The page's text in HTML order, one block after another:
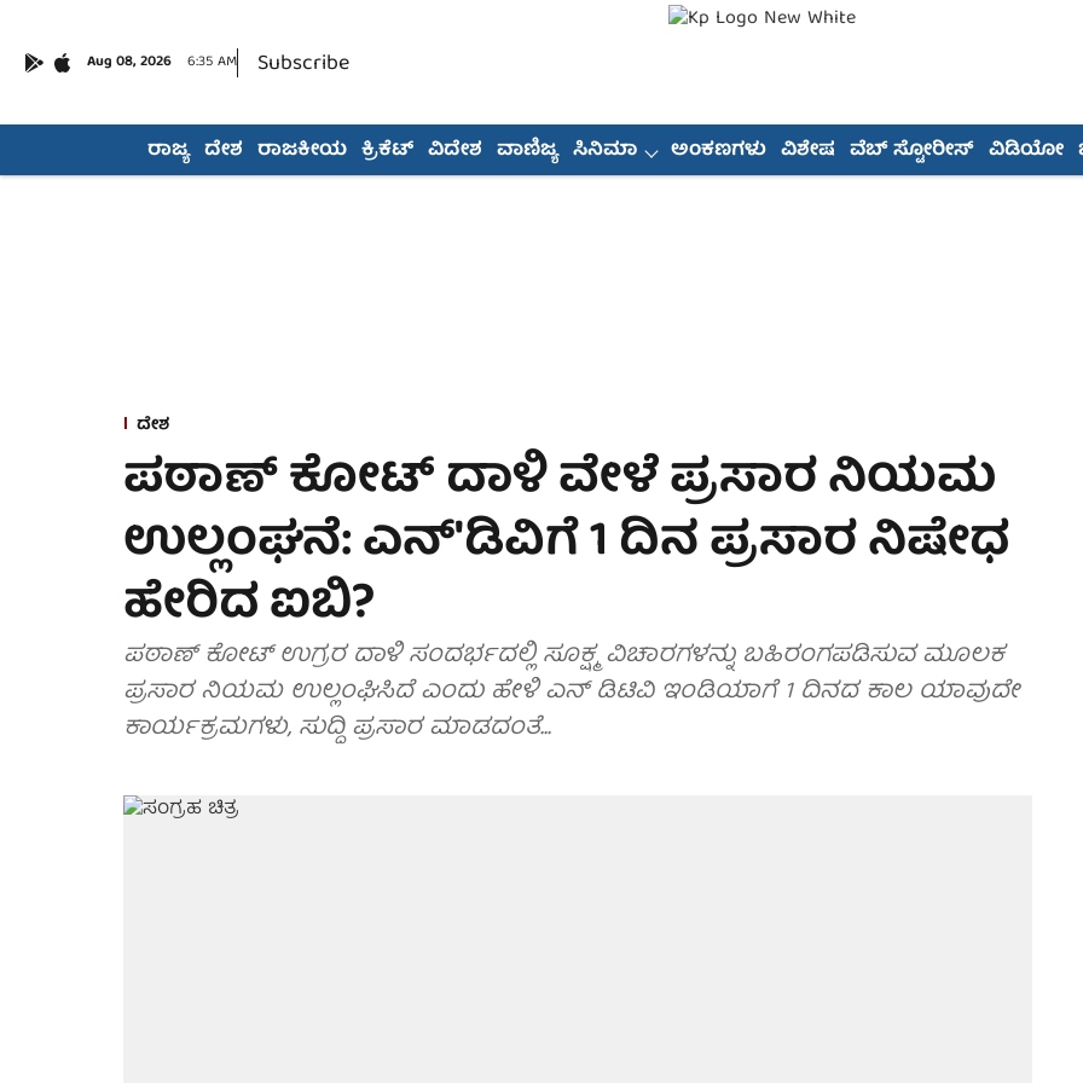
Aug 08, 2026 6:35 AM Subscribe
ರಾಜ್ಯ ದೇಶ ರಾಜಕೀಯ ಕ್ರಿಕೆಟ್ ವಿದೇಶ ವಾಣಿಜ್ಯ ಸಿನಿಮಾ ಅಂಕಣಗಳು ವಿಶೇಷ ವೆಬ್ ಸ್ಟೋರೀಸ್ ವಿಡಿಯೋ
ದೇಶ
ಪಠಾಣ್ ಕೋಟ್ ದಾಳಿ ವೇಳೆ ಪ್ರಸಾರ ನಿಯಮ
ಉಲ್ಲಂಘನೆ: ಎನ್'ಡಿವಿಗೆ 1 ದಿನ ಪ್ರಸಾರ ನಿಷೇಧ
ಹೇರಿದ ಐಬಿ?
ಪಠಾಣ್ ಕೋಟ್ ಉಗ್ರರ ದಾಳಿ ಸಂದರ್ಭದಲ್ಲಿ ಸೂಕ್ಷ್ಮ ವಿಚಾರಗಳನ್ನು ಬಹಿರಂಗಪಡಿಸುವ ಮೂಲಕ
ಪ್ರಸಾರ ನಿಯಮ ಉಲ್ಲಂಘಿಸಿದೆ ಎಂದು ಹೇಳಿ ಎನ್ ಡಿಟಿವಿ ಇಂಡಿಯಾಗೆ 1 ದಿನದ ಕಾಲ ಯಾವುದೇ
ಕಾರ್ಯಕ್ರಮಗಳು, ಸುದ್ದಿ ಪ್ರಸಾರ ಮಾಡದಂತೆ...